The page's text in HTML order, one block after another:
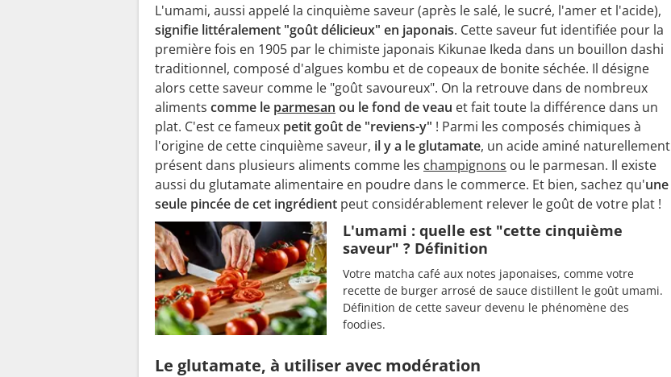
L'umami, aussi appelé la cinquième saveur (après le salé, le sucré, l'amer et l'acide),
signifie littéralement "goût délicieux" en japonais. Cette saveur fut identifiée pour la
première fois en 1905 par le chimiste japonais Kikunae Ikeda dans un bouillon dashi
traditionnel, composé d'algues kombu et de copeaux de bonite séchée. Il désigne
alors cette saveur comme le "goût savoureux". On la retrouve dans de nombreux
aliments comme le parmesan ou le fond de veau et fait toute la différence dans un
plat. C'est ce fameux petit goût de "reviens-y" ! Parmi les composés chimiques à
l'origine de cette cinquième saveur, il y a le glutamate, un acide aminé naturellement
présent dans plusieurs aliments comme les champignons ou le parmesan. Il existe
aussi du glutamate alimentaire en poudre dans le commerce. Et bien, sachez qu'une
seule pincée de cet ingrédient peut considérablement relever le goût de votre plat !
L'umami : quelle est "cette cinquième
saveur" ? Définition
Votre matcha café aux notes japonaises, comme votre
recette de burger arrosé de sauce distillent le goût umami.
Définition de cette saveur devenu le phénomène des
foodies.
Le glutamate, à utiliser avec modération